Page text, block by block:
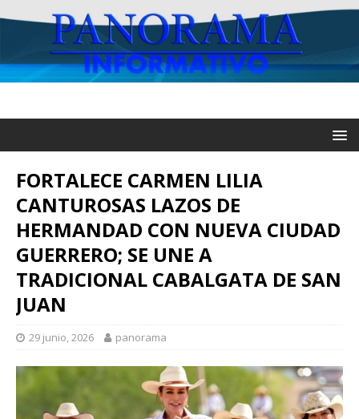
FORTALECE CARMEN LILIA
CANTUROSAS LAZOS DE
HERMANDAD CON NUEVA CIUDAD
GUERRERO; SE UNE A
TRADICIONAL CABALGATA DE SAN
JUAN
29 junio, 2026 panorama